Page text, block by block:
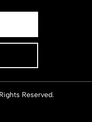
Reserved.